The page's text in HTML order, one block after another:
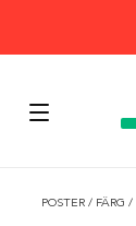
POSTER / FÄRG /